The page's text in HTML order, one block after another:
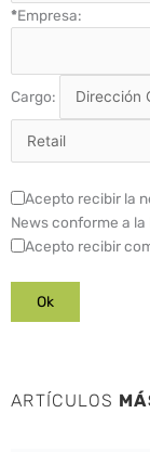
*Empresa:
Cargo:
Acepto recibir la
News conforme a la
Acepto recibir
ARTÍCULOS